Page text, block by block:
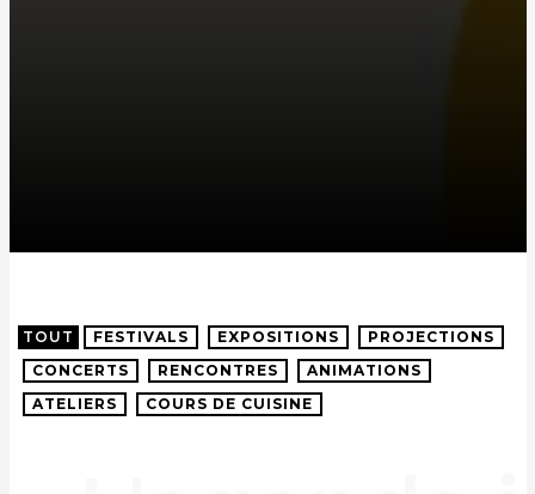
TOUT FESTIVALS EXPOSITIONS
PROJECTIONS
CONCERTS
RENCONTRES
ANIMATIONS
ATELIERS
COURS DE CUISINE